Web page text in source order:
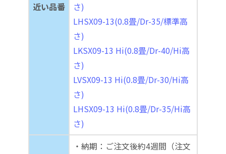
近い品番
さ)
LHSX09-13(0.8畳/Dr-35/標準高
さ)
LKSX09-13 Hi(0.8畳/Dr-40/Hi高
さ)
LVSX09-13 Hi(0.8畳/Dr-30/Hi高
さ)
LHSX09-13 Hi(0.8畳/Dr-35/Hi高
さ)
・納期：ご注文後約4週間（注文